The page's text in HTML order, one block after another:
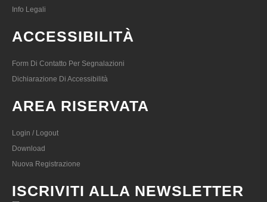
Info Legali
ACCESSIBILITÀ
Form Di Contatto Per Segnalazioni
Dichiarazione Di Accessibilità
AREA RISERVATA
Login / Logout
Download
Nuova Registrazione
ISCRIVITI ALLA NEWSLETTER